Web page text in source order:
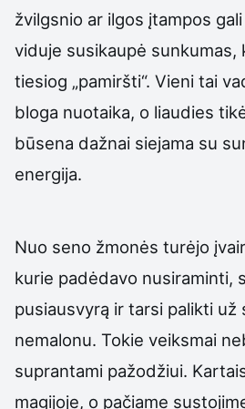
žvilgsnio ar ilgos įtampos
viduje susikaupė sunkumas,
tiesiog „pamiršti“. Vieni tai
bloga nuotaika, o liaudies
būsena dažnai siejama su
energija.
Nuo seno žmonės turėjo
kurie padėdavo nusiraminti,
pusiausvyrą ir tarsi palikti už
nemalonu. Tokie veiksmai
suprantami pažodžiui.
magijoje, o pačiame